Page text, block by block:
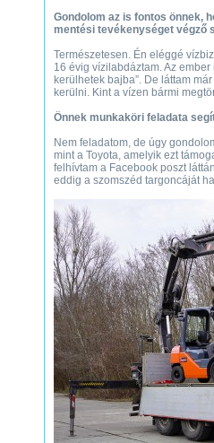
Gondolom az is fontos önnek,
mentési tevékenységet végző
Természetesen. Én eléggé
16 évig vízilabdáztam. Az
kerülhetek bajba”. De láttam
kerülni. Kint a vízen bármi
Önnek munkaköri feladata
Nem feladatom, de úgy
mint a Toyota, amelyik ezt
felhívtam a Facebook poszt
eddig a szomszéd targoncáját